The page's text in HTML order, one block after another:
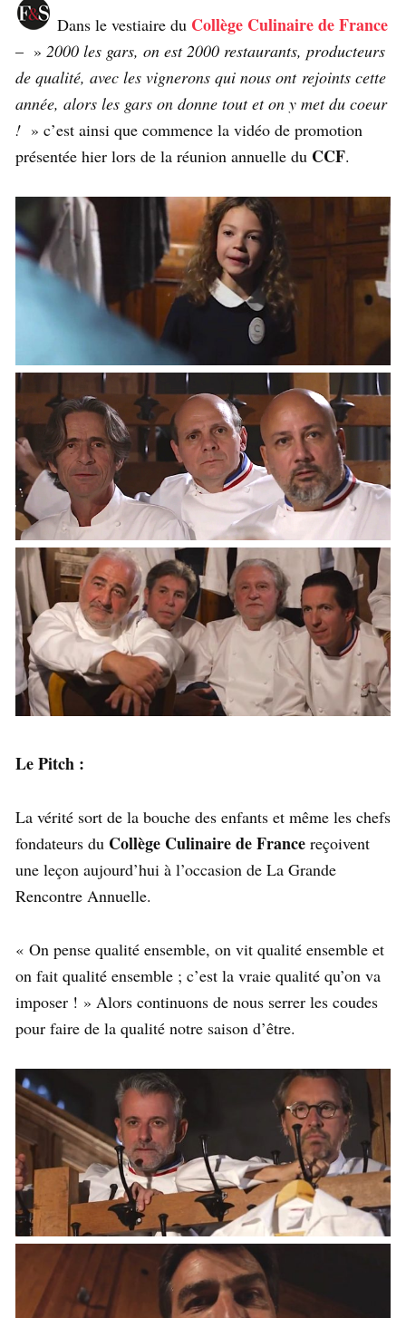
Dans le vestiaire du Collège Culinaire de France
– » 2000 les gars, on est 2000 restaurants, producteurs
de qualité, avec les vignerons qui nous ont rejoints cette
année, alors les gars on donne tout et on y met du coeur
! » c’est ainsi que commence la vidéo de promotion
présentée hier lors de la réunion annuelle du CCF.
Le Pitch :
La vérité sort de la bouche des enfants et même les chefs
fondateurs du Collège Culinaire de France reçoivent
une leçon aujourd’hui à l’occasion de La Grande
Rencontre Annuelle.
« On pense qualité ensemble, on vit qualité ensemble et
on fait qualité ensemble ; c’est la vraie qualité qu’on va
imposer ! » Alors continuons de nous serrer les coudes
pour faire de la qualité notre saison d’être.